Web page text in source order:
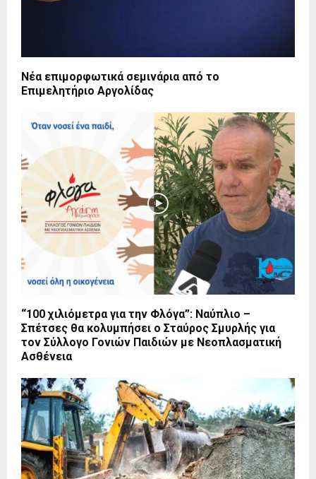
Νέα επιμορφωτικά σεμινάρια από το
Επιμελητήριο Αργολίδας
“100 χιλιόμετρα για την Φλόγα”: Ναύπλιο –
Σπέτσες θα κολυμπήσει ο Σταύρος Σμυρλής για
τον Σύλλογο Γονιών Παιδιών με Νεοπλασματική
Ασθένεια